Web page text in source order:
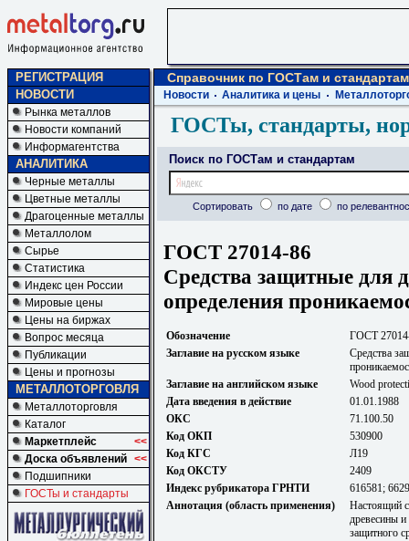
РЕГИСТРАЦИЯ
НОВОСТИ
Рынка металлов
Новости компаний
Информагентства
АНАЛИТИКА
Черные металлы
Цветные металлы
Драгоценные металлы
Металлолом
Сырье
Статистика
Индекс цен России
Мировые цены
Цены на биржах
Вопрос месяца
Публикации
Цены и прогнозы
МЕТАЛЛОТОРГОВЛЯ
Металлоторговля
Каталог
Маркетплейс
<<
Доска объявлений <<
Подшипники
ГОСТы и стандарты
Справочник по ГОСТам и стандартам
Новости Аналитика и цены
ГОСТы, стандарты,
Поиск по ГОСТам и стандартам
Сортировать по дате по
ГОСТ 27014-86
Средства защитные для
определения
Обозначение
ГОСТ
Заглавие на русском языке
Средства
Заглавие на английском языке
Wood
Дата введения в действие
01.01.1988
ОКС
71.100.50
Код ОКП
530900
Код КГС
Л19
Код ОКСТУ
2409
Индекс рубрикатора ГРНТИ
616581;
Аннотация (область применения)
Настоящий
древесины и
защитного